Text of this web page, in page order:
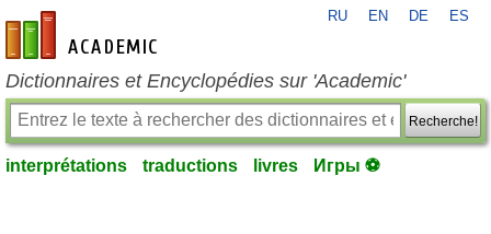
fr-academic.com
RU EN DE ES
Dictionnaires et Encyclopédies sur 'Academic'
Recherche!
interprétations traductions livres Игры ⚽